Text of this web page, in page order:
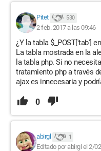
Pitet 530
2 feb. 2017 a las 09:46
¿Y la tabla $_POST['tab']
La tabla mostrada en la
la tabla php. Si no
tratamiento php a través
ajax es innecesaria y
0
abirgl 1
Editado por abirgl el 2/